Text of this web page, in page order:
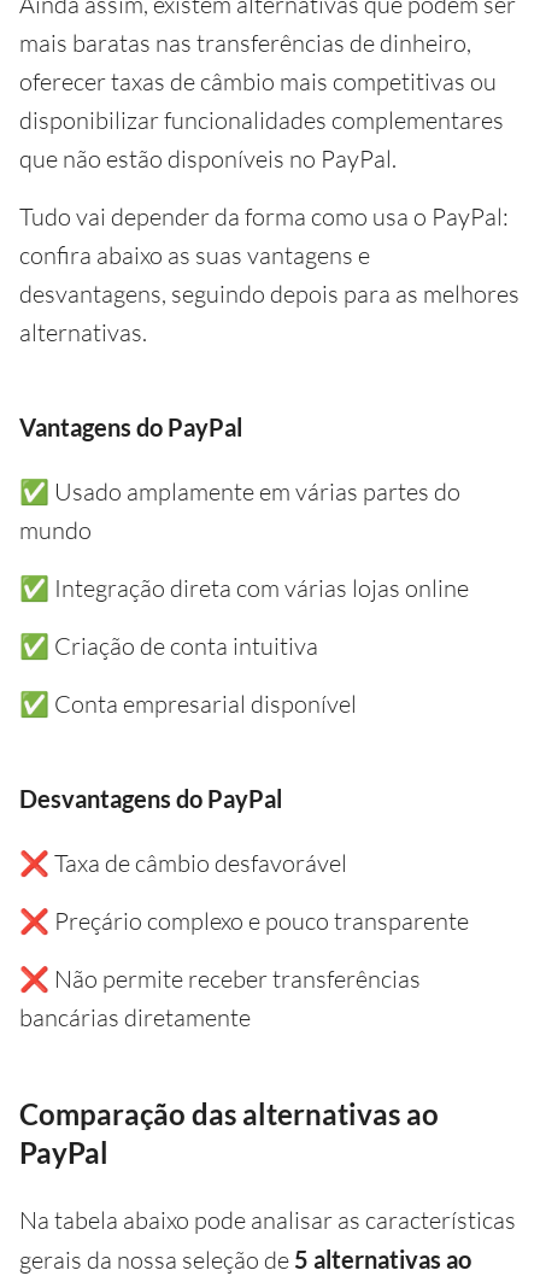
mais baratas nas transferências de dinheiro,
oferecer taxas de câmbio mais competitivas ou
disponibilizar funcionalidades complementares
que não estão disponíveis no PayPal.
Tudo vai depender da forma como usa o PayPal:
confira abaixo as suas vantagens e
desvantagens, seguindo depois para as melhores
alternativas.
Vantagens do PayPal
✅ Usado amplamente em várias partes do
mundo
✅ Integração direta com várias lojas online
✅ Criação de conta intuitiva
✅ Conta empresarial disponível
Desvantagens do PayPal
❌ Taxa de câmbio desfavorável
❌ Preçário complexo e pouco transparente
❌ Não permite receber transferências
bancárias diretamente
Comparação das alternativas ao
PayPal
Na tabela abaixo pode analisar as características
gerais da nossa seleção de 5 alternativas ao